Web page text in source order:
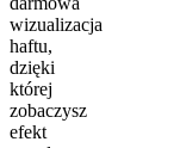
wizualizacja
haftu,
dzięki
której
zobaczysz
efekt